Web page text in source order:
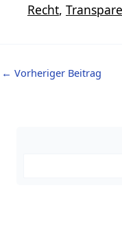
Recht,
← Vorheriger Beitrag